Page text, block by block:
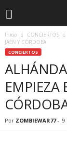
Inicio CONCIERTOS
JAÉN Y CÓRDOBA
CONCIERTOS
EMPIEZA
Por ZOMBIEWAR77- 9